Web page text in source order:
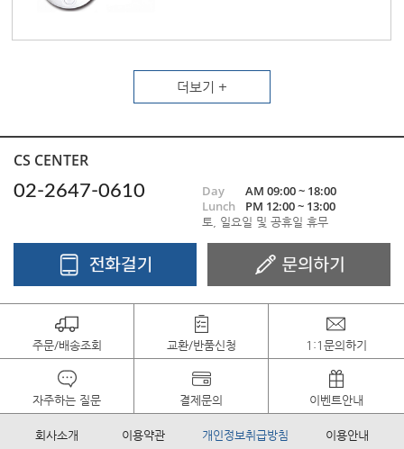
더보기 +
CS CENTER
02-2647-0610
Day
AM 09:00 ~ 18:00
Lunch
PM 12:00 ~ 13:00
토, 일요일 및 공휴일 휴무
주문/배송조회 교환/반품신청 1:1문의하기
자주하는 질문 결제문의 이벤트안내
회사소개 이용약관 개인정보취급방침 이용안내